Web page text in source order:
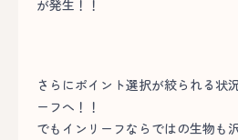
が発生！！
さらにポイント選択が絞られる状
ーフへ！！
でもインリーフならではの生物も